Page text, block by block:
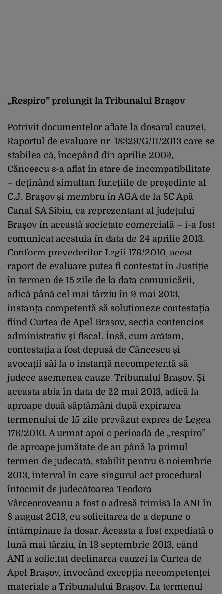
„Respiro” prelungit la Tribunalul Brașov
Potrivit documentelor aflate la dosarul cauzei,
Raportul de evaluare nr. 18329/G/II/2013 care se
stabilea că, începând din aprilie 2009,
Căncescu s-a aflat în stare de incompatibilitate
– deținând simultan funcțiile de președinte al
C.J. Brașov și membru în AGA de la SC Apă
Canal SA Sibiu, ca reprezentant al județului
Brașov în această societate comercială – i-a fost
comunicat acestuia în data de 24 aprilie 2013.
Conform prevederilor Legii 176/2010, acest
raport de evaluare putea fi contestat în Justiție
în termen de 15 zile de la data comunicării,
adică până cel mai târziu în 9 mai 2013,
instanța competentă să soluționeze contestația
fiind Curtea de Apel Brașov, secția contencios
administrativ și fiscal. Însă, cum arătam,
contestația a fost depusă de Căncescu și
avocații săi la o instanță necompetentă să
judece asemenea cauze, Tribunalul Brașov. Și
aceasta abia în data de 22 mai 2013, adică la
aproape două săptămâni după expirarea
termenului de 15 zile prevăzut expres de Legea
176/2010. A urmat apoi o perioadă de „respiro”
de aproape jumătate de an până la primul
termen de judecată, stabilit pentru 6 noiembrie
2013, interval în care singurul act procedural
întocmit de judecătoarea Teodora
Vârceoroveanu a fost o adresă trimisă la ANI în
8 august 2013, cu solicitarea de a depune o
întâmpinare la dosar. Aceasta a fost expediată o
lună mai târziu, în 13 septembrie 2013, când
ANI a solicitat declinarea cauzei la Curtea de
Apel Brașov, invocând excepția necompetenței
materiale a Tribunalului Brașov. La termenul